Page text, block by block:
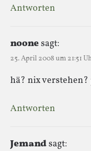
Antworten
noonesagt:
25. April 2008 um 21:51
hä? nix
Antworten
Jemandsagt: